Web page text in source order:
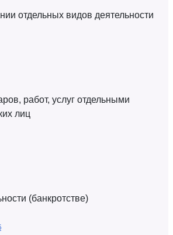
отдельных видов деятельности
работ, услуг отдельными
лиц
(банкротстве)